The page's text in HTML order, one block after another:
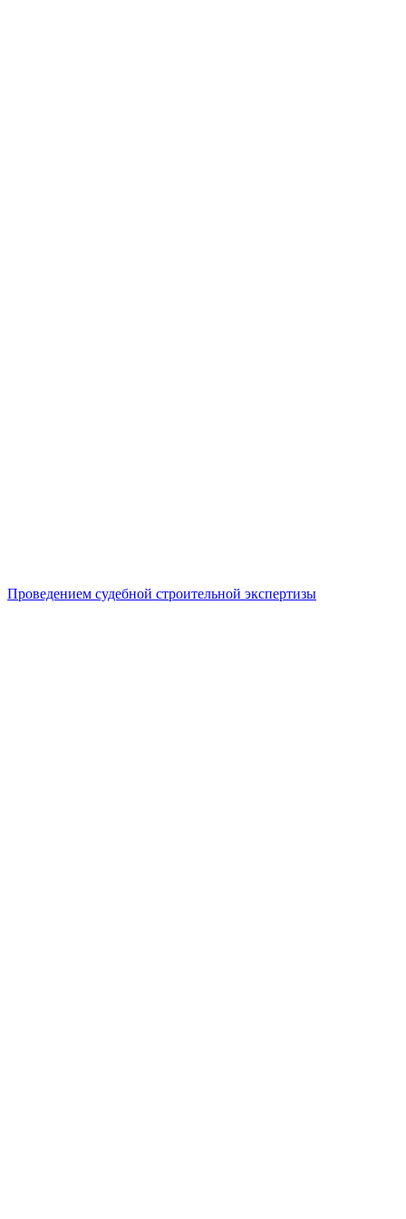
Проведением судебной строительной экспертизы